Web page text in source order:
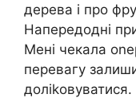
дерева і про
Напередодні
Мені чекала
перевагу